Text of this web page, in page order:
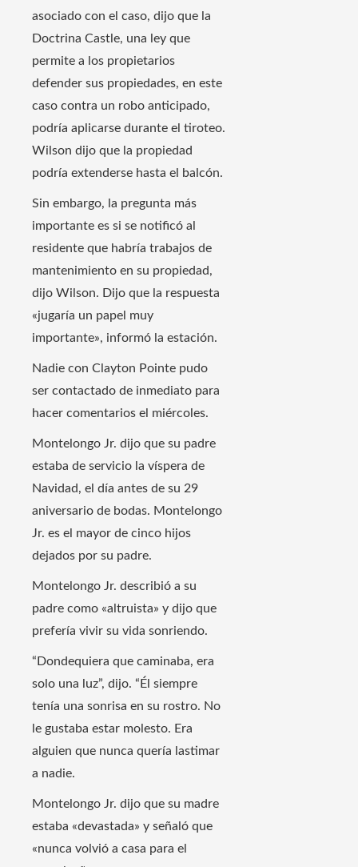
asociado con el caso, dijo que la
Doctrina Castle, una ley que
permite a los propietarios
defender sus propiedades, en este
caso contra un robo anticipado,
podría aplicarse durante el tiroteo.
Wilson dijo que la propiedad
podría extenderse hasta el balcón.
Sin embargo, la pregunta más
importante es si se notificó al
residente que habría trabajos de
mantenimiento en su propiedad,
dijo Wilson. Dijo que la respuesta
«jugaría un papel muy
importante», informó la estación.
Nadie con Clayton Pointe pudo
ser contactado de inmediato para
hacer comentarios el miércoles.
Montelongo Jr. dijo que su padre
estaba de servicio la víspera de
Navidad, el día antes de su 29
aniversario de bodas. Montelongo
Jr. es el mayor de cinco hijos
dejados por su padre.
Montelongo Jr. describió a su
padre como «altruista» y dijo que
prefería vivir su vida sonriendo.
“Dondequiera que caminaba, era
solo una luz”, dijo. “Él siempre
tenía una sonrisa en su rostro. No
le gustaba estar molesto. Era
alguien que nunca quería lastimar
a nadie.
Montelongo Jr. dijo que su madre
estaba «devastada» y señaló que
«nunca volvió a casa para el